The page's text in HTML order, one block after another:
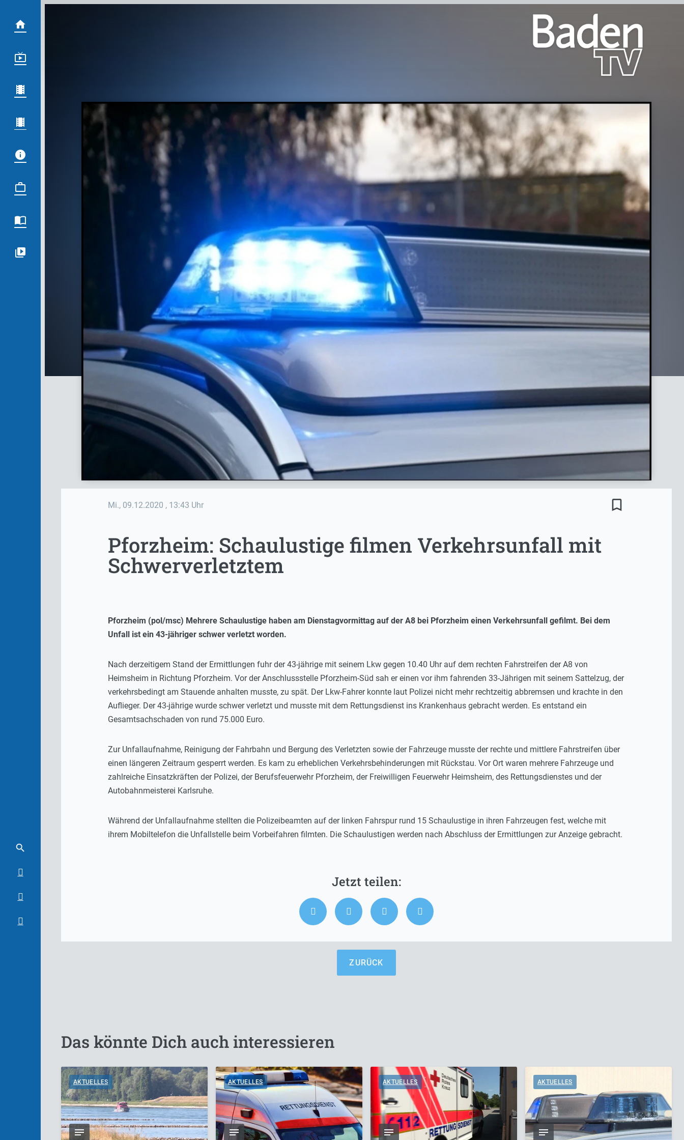
Mi., 09.12.2020 , 13:43 Uhr bookmark_border
Pforzheim: Schaulustige filmen Verkehrsunfall mit
Schwerverletztem
Pforzheim (pol/msc) Mehrere Schaulustige haben am Dienstagvormittag auf der A8 bei Pforzheim einen Verkehrsunfall gefilmt. Bei dem
Unfall ist ein 43-jähriger schwer verletzt worden.
Nach derzeitigem Stand der Ermittlungen fuhr der 43-jährige mit seinem Lkw gegen 10.40 Uhr auf dem rechten Fahrstreifen der A8 von
Heimsheim in Richtung Pforzheim. Vor der Anschlussstelle Pforzheim-Süd sah er einen vor ihm fahrenden 33-Jährigen mit seinem Sattelzug, der
verkehrsbedingt am Stauende anhalten musste, zu spät. Der Lkw-Fahrer konnte laut Polizei nicht mehr rechtzeitig abbremsen und krachte in den
Auflieger. Der 43-jährige wurde schwer verletzt und musste mit dem Rettungsdienst ins Krankenhaus gebracht werden. Es entstand ein
Gesamtsachschaden von rund 75.000 Euro.
Zur Unfallaufnahme, Reinigung der Fahrbahn und Bergung des Verletzten sowie der Fahrzeuge musste der rechte und mittlere Fahrstreifen über
einen längeren Zeitraum gesperrt werden. Es kam zu erheblichen Verkehrsbehinderungen mit Rückstau. Vor Ort waren mehrere Fahrzeuge und
zahlreiche Einsatzkräften der Polizei, der Berufsfeuerwehr Pforzheim, der Freiwilligen Feuerwehr Heimsheim, des Rettungsdienstes und der
Autobahnmeisterei Karlsruhe.
Während der Unfallaufnahme stellten die Polizeibeamten auf der linken Fahrspur rund 15 Schaulustige in ihren Fahrzeugen fest, welche mit
ihrem Mobiltelefon die Unfallstelle beim Vorbeifahren filmten. Die Schaulustigen werden nach Abschluss der Ermittlungen zur Anzeige gebracht.
ZURÜCK
Das könnte Dich auch interessieren
AKTUELLES AKTUELLES AKTUELLES AKTUELLES